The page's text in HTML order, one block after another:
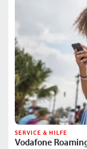
SERVICE & HILFE
Vodafone